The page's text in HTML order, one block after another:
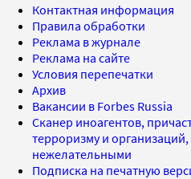
Контактная информация
Правила обработки
Реклама в журнале
Реклама на сайте
Условия перепечатки
Архив
Вакансии в Forbes Russia
Сканер иноагентов,
терроризму и
нежелательными
Подписка на печатную